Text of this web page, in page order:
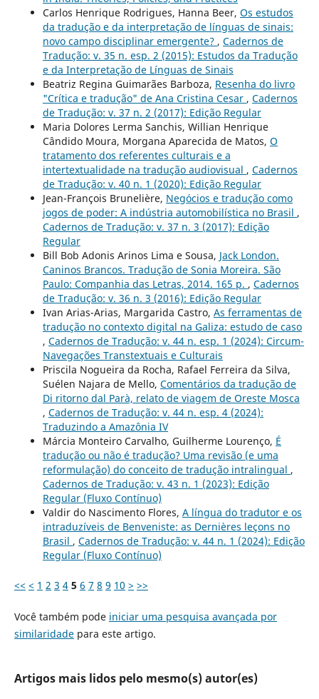
Carlos Henrique Rodrigues, Hanna Beer, Os estudos
da tradução e da interpretação de línguas de sinais:
novo campo disciplinar emergente? , Cadernos de
Tradução: v. 35 n. esp. 2 (2015): Estudos da Tradução
e da Interpretação de Línguas de Sinais
Beatriz Regina Guimarães Barboza, Resenha do livro
"Crítica e tradução" de Ana Cristina Cesar , Cadernos
de Tradução: v. 37 n. 2 (2017): Edição Regular
Maria Dolores Lerma Sanchis, Willian Henrique
Cândido Moura, Morgana Aparecida de Matos, O
tratamento dos referentes culturais e a
intertextualidade na tradução audiovisual , Cadernos
de Tradução: v. 40 n. 1 (2020): Edição Regular
Jean-François Brunelière, Negócios e tradução como
jogos de poder: A indústria automobilística no Brasil ,
Cadernos de Tradução: v. 37 n. 3 (2017): Edição
Regular
Bill Bob Adonis Arinos Lima e Sousa, Jack London.
Caninos Brancos. Tradução de Sonia Moreira. São
Paulo: Companhia das Letras, 2014. 165 p. , Cadernos
de Tradução: v. 36 n. 3 (2016): Edição Regular
Ivan Arias-Arias, Margarida Castro, As ferramentas de
tradução no contexto digital na Galiza: estudo de caso
, Cadernos de Tradução: v. 44 n. esp. 1 (2024): Circum-
Navegações Transtextuais e Culturais
Priscila Nogueira da Rocha, Rafael Ferreira da Silva,
Suélen Najara de Mello, Comentários da tradução de
Di ritorno dal Parà, relato de viagem de Oreste Mosca
, Cadernos de Tradução: v. 44 n. esp. 4 (2024):
Traduzindo a Amazônia IV
Márcia Monteiro Carvalho, Guilherme Lourenço, É
tradução ou não é tradução? Uma revisão (e uma
reformulação) do conceito de tradução intralingual ,
Cadernos de Tradução: v. 43 n. 1 (2023): Edição
Regular (Fluxo Contínuo)
Valdir do Nascimento Flores, A língua do tradutor e os
intraduzíveis de Benveniste: as Dernières leçons no
Brasil , Cadernos de Tradução: v. 44 n. 1 (2024): Edição
Regular (Fluxo Contínuo)
<< < 1 2 3 4 5 6 7 8 9 10 > >>
Você também pode iniciar uma pesquisa avançada por
similaridadepara este artigo.
Artigos mais lidos pelo mesmo(s) autor(es)